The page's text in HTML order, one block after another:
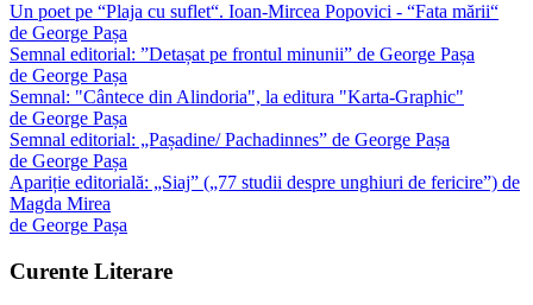
Un poet pe “Plaja cu suflet“. Ioan-Mircea Popovici - “Fata mării“
de George Pașa
Semnal editorial: ”Detașat pe frontul minunii” de George Pașa
de George Pașa
Semnal: "Cântece din Alindoria", la editura "Karta-Graphic"
de George Pașa
Semnal editorial: „Pașadine/ Pachadinnes” de George Pașa
de George Pașa
Apariție editorială: „Siaj” („77 studii despre unghiuri de fericire”) de
Magda Mirea
de George Pașa
Curente Literare